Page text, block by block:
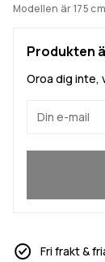
Modellen är 175
Produkten
Oroa dig inte,
Fri frakt &